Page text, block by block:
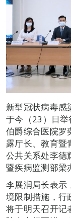
新型冠状病毒感
于今（23）日
伯爵综合医院罗
露厅长、教育暨
公共关系处李德
暨疾病监测部梁
李展润局长表示
境限制措施，行
将于明天召开记